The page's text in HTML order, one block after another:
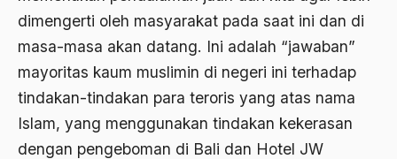
dimengerti oleh masyarakat pada saat ini dan di
masa-masa akan datang. Ini adalah “jawaban”
mayoritas kaum muslimin di negeri ini terhadap
tindakan-tindakan para teroris yang atas nama
Islam, yang menggunakan tindakan kekerasan
dengan pengeboman di Bali dan Hotel JW
ambon
Amerika
amerika latin